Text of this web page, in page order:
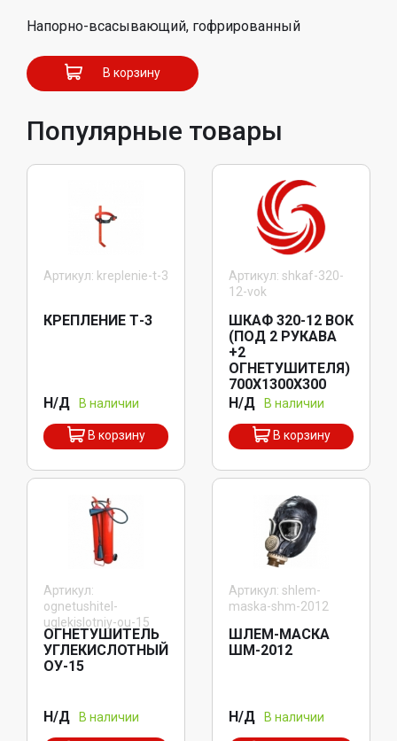
Напорно-всасывающий, гофрированный
В корзину
Популярные товары
Артикул: kreplenie-t-3
КРЕПЛЕНИЕ Т-3
Н/Д В наличии
В корзину
Артикул: shkaf-320-
12-vok
ШКАФ 320-12 ВОК
(ПОД 2 РУКАВА
+2
ОГНЕТУШИТЕЛЯ)
700Х1300Х300
Н/Д
В наличии
В корзину
Артикул:
ognetushitel-
uglekislotniy-ou-15
ОГНЕТУШИТЕЛЬ
УГЛЕКИСЛОТНЫЙ
ОУ-15
Н/Д В наличии
Артикул: shlem-
maska-shm-2012
ШЛЕМ-МАСКА
ШМ-2012
Н/Д В наличии